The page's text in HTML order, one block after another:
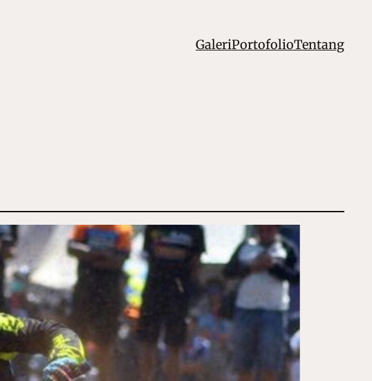
GaleriPortofolioTentang